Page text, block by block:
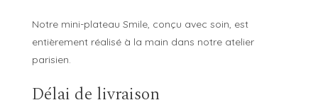
Notre mini-plateau Smile, conçu avec soin, est
entièrement réalisé à la main dans notre atelier
parisien.
Délai de livraison